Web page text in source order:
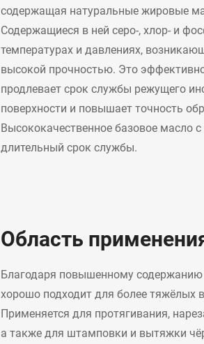
содержащая натуральные жировые
Содержащиеся в ней серо-, хлор- и
температурах и давлениях,
высокой прочностью. Это
продлевает срок службы режущего
поверхности и повышает точность
Высококачественное базовое масло
длительный срок службы.
Область
Благодаря повышенному
хорошо подходит для более тяжёлых
Применяется для протягивания,
а также для штамповки и вытяжки